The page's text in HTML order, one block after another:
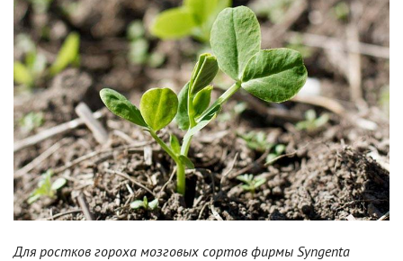
Для ростков гороха мозговых сортов фирмы Syngenta